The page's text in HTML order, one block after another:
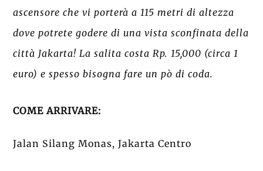
ascensore che vi porterà a 115 metri di altezza
dove potrete godere di una vista sconfinata della
città Jakarta! La salita costa Rp. 15,000 (circa 1
euro) e spesso bisogna fare un pò di coda.
COME ARRIVARE:
Jalan Silang Monas, Jakarta Centro